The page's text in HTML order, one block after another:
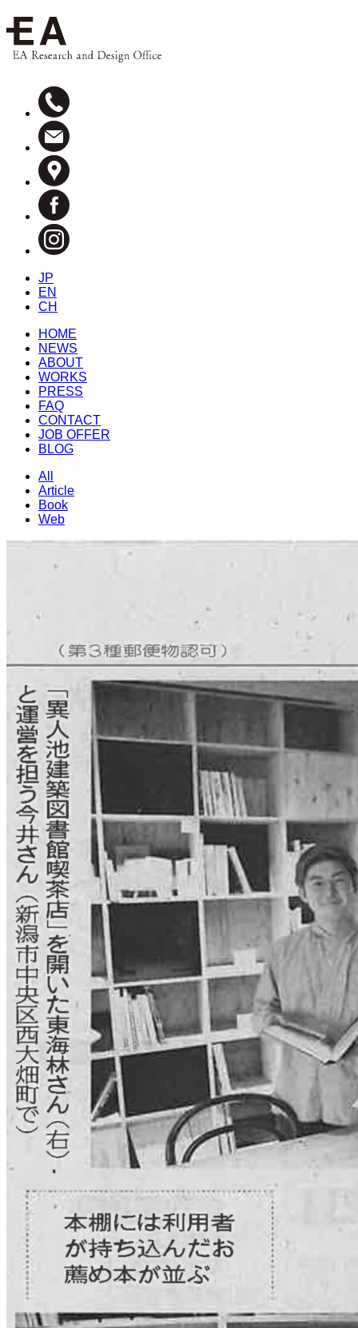
JP
EN
CH
HOME
NEWS
ABOUT
WORKS
PRESS
FAQ
CONTACT
JOB OFFER
BLOG
All
Article
Book
Web